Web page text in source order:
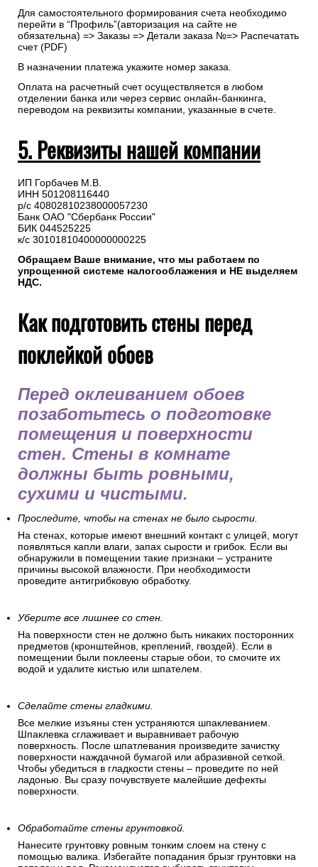
Для самостоятельного формирования счета необходимо
перейти в “Профиль”(авторизация на сайте не
обязательна) => Заказы => Детали заказа №=> Распечатать
счет (PDF)
В назначении платежа укажите номер заказа.
Оплата на расчетный счет осуществляется в любом
отделении банка или через сервис онлайн-банкинга,
переводом на реквизиты компании, указанные в счете.
5. Реквизиты нашей компании
ИП Горбачев М.В.
ИНН 501208116440
р/с 40802810238000057230
Банк ОАО "Сбербанк России"
БИК 044525225
к/с 30101810400000000225
Обращаем Ваше внимание, что мы работаем по
упрощенной системе налогооблажения и НЕ выделяем
НДС.
Как подготовить стены перед
поклейкой обоев
Перед оклеиванием обоев
позаботьтесь о подготовке
помещения и поверхности
стен. Стены в комнате
должны быть ровными,
сухими и чистыми.
Проследите, чтобы на стенах не было сырости.
На стенах, которые имеют внешний контакт с улицей, могут
появляться капли влаги, запах сырости и грибок. Если вы
обнаружили в помещении такие признаки – устраните
причины высокой влажности. При необходимости
проведите антигрибковую обработку.
Уберите все лишнее со стен.
На поверхности стен не должно быть никаких посторонних
предметов (кронштейнов, креплений, гвоздей). Если в
помещении были поклеены старые обои, то смочите их
водой и удалите кистью или шпателем.
Сделайте стены гладкими.
Все мелкие изъяны стен устраняются шпаклеванием.
Шпаклевка сглаживает и выравнивает рабочую
поверхность. После шпатлевания произведите зачистку
поверхности наждачной бумагой или абразивной сеткой.
Чтобы убедиться в гладкости стены – проведите по ней
ладонью. Вы сразу почувствуете малейшие дефекты
поверхности.
Обработайте стены грунтовкой.
Нанесите грунтовку ровным тонким слоем на стену с
помощью валика. Избегайте попадания брызг грунтовки на